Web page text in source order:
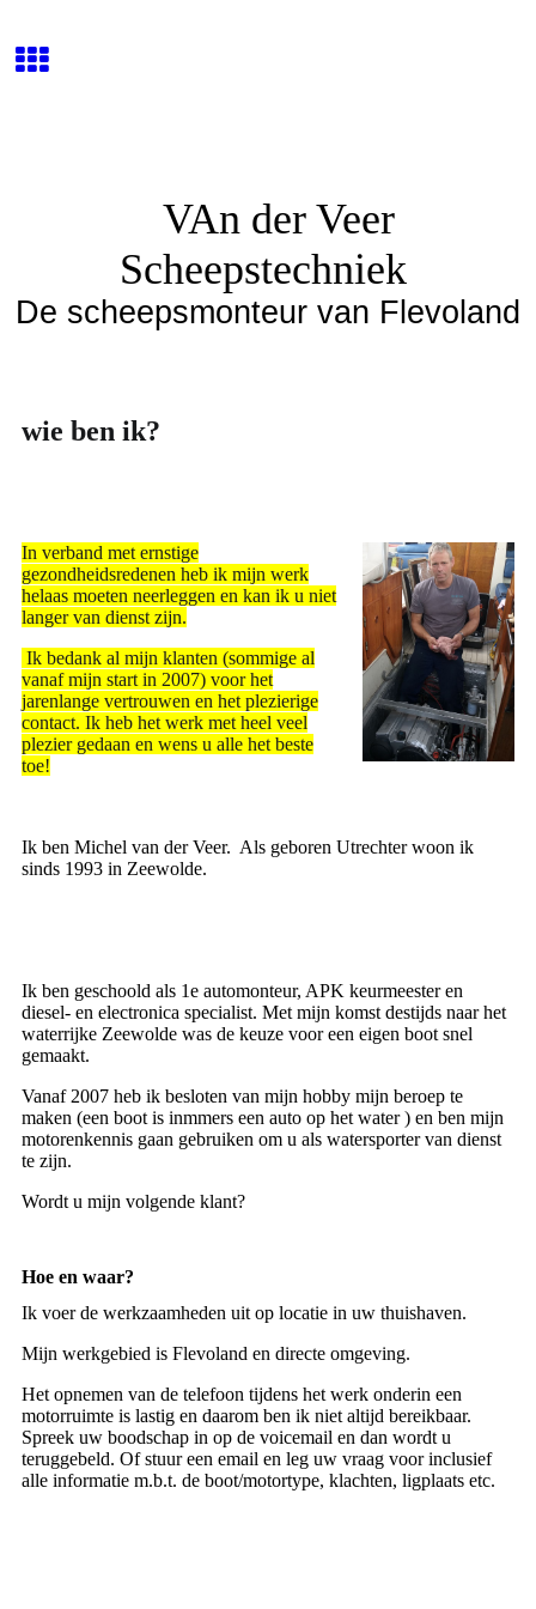
VAn der Veer
Scheepstechniek
De scheepsmonteur van Flevoland
wie ben ik?
In verband met ernstige
gezondheidsredenen heb ik mijn werk
helaas moeten neerleggen en kan ik u niet
langer van dienst zijn.
Ik bedank al mijn klanten (sommige al
vanaf mijn start in 2007) voor het
jarenlange vertrouwen en het plezierige
contact. Ik heb het werk met heel veel
plezier gedaan en wens u alle het beste
toe!
Ik ben Michel van der Veer. Als geboren Utrechter woon ik
sinds 1993 in Zeewolde.
Ik ben geschoold als 1e automonteur, APK keurmeester en
diesel- en electronica specialist. Met mijn komst destijds naar het
waterrijke Zeewolde was de keuze voor een eigen boot snel
gemaakt.
Vanaf 2007 heb ik besloten van mijn hobby mijn beroep te
maken (een boot is inmmers een auto op het water ) en ben mijn
motorenkennis gaan gebruiken om u als watersporter van dienst
te zijn.
Wordt u mijn volgende klant?
Hoe en waar?
Ik voer de werkzaamheden uit op locatie in uw thuishaven.
Mijn werkgebied is Flevoland en directe omgeving.
Het opnemen van de telefoon tijdens het werk onderin een
motorruimte is lastig en daarom ben ik niet altijd bereikbaar.
Spreek uw boodschap in op de voicemail en dan wordt u
teruggebeld. Of stuur een email en leg uw vraag voor inclusief
alle informatie m.b.t. de boot/motortype, klachten, ligplaats etc.